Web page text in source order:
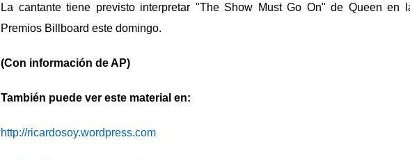
La cantante tiene previsto interpretar "The Show Must Go On" de Queen en
Premios Billboard este domingo.
(Con información de AP)
También puede ver este material en:
http://ricardosoy.wordpress.com